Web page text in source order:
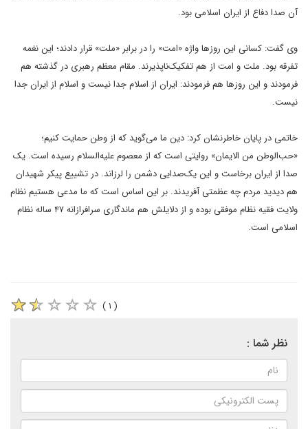
آن صدا دفاع از ایران اسلامی بود.
وی گفت: کسانی این روزها واژه «امت» را در برابر «ملت» قرار دادند؛ این نغمه
تفرقه بود. ملت و امت از هم تفکیک‌ناپذیرند. مقام معظم رهبری در گذشته هم
فرمودند و این روزها هم فرمودند: ایران از اسلام جدا نیست و اسلام از ایران جدا
نیست.
خاتمی در پایان خاطرنشان کرد: دین ما می‌گوید که از وطن حمایت کنیم؛
«حب‌الوطن من الایمان» روایتی است که از معصوم علیه‌السلام رسیده است. یک
صدا از ایران برخاست و این یک‌صدایی دشمن را لرزاند. در تشییع پیکر شهیدان
هم دیدید مردم چه عظمتی آفریدند. بر این اساس است که ما مدعی هستیم نظام
ولایت فقیه نظام موفقی بوده و از دلایلش هم ماندگاری سرافرازانه ۴۷ ساله نظام
اسلامی است.
( ۱ )
نظر شما :